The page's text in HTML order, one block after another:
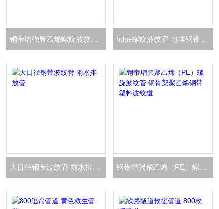
钢带增强聚乙烯螺旋波纹管道 地埋污水管道 hdpe螺旋波纹管 地埋钢带排污管
大口径钢带波纹管 雨水排放管 钢带增强聚乙烯（PE）螺旋波纹管 钢骨架聚乙烯钢带塑料波纹道